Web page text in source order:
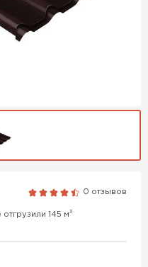
0 отзывов
145 м3